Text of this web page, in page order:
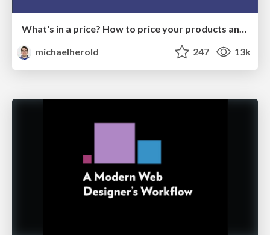
What's in a price? How to price your products and services
michaelherold
247 13k